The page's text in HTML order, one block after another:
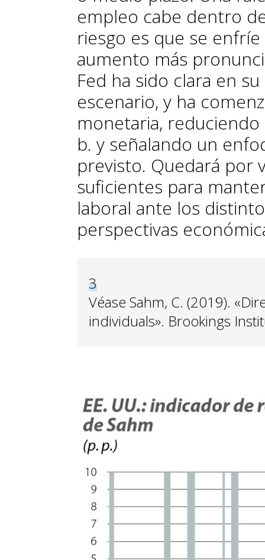
empleo cabe dentro
riesgo es que se
aumento más
Fed ha sido clara en
escenario, y ha
monetaria,
b. y señalando un
previsto. Quedará por
suficientes para
laboral ante los
perspectivas
3
Véase Sahm, C. (2019).
individuals». Brookings